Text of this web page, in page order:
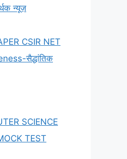
न्यूज़
CSIR NET
सैद्धांतिक
SCIENCE
TEST